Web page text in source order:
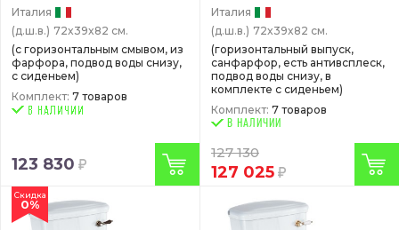
Италия
(д.ш.в.) 72x39x82 см.
(с горизонтальным смывом, из
фарфора, подвод воды снизу,
с сиденьем)
Комплект: 7 товаров
123 830
Италия
(д.ш.в.) 72x39x82 см.
(горизонтальный выпуск,
санфарфор, есть антивсплеск,
подвод воды снизу, в
комплекте с сиденьем)
Комплект: 7 товаров
В НАЛИЧИИ
127 130
127 025
Скидка
0%